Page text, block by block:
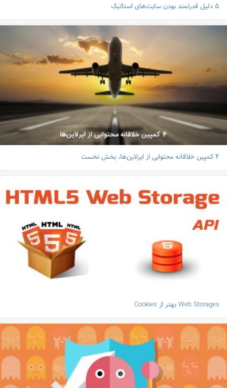
۵ دلیل قدرتمند بودن سایت‌های استاتیک
۴ کمپین خلاقانه محتوایی از ایرلاین‌ها، بخش نخست
Web Storages بهتر از Cookies